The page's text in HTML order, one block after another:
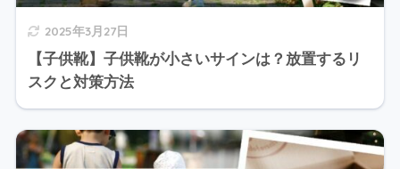
2025年3月27日
【子供靴】子供靴が小さいサインは？放置するリ
スクと対策方法